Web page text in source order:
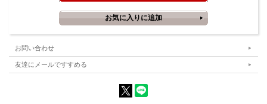
お問い合わせ
友達にメールですすめる